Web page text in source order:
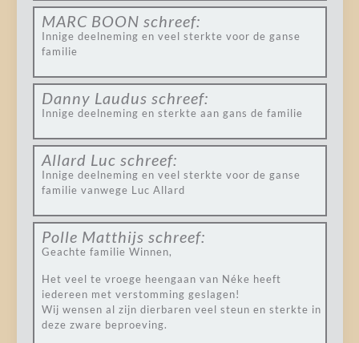
MARC BOON schreef:
Innige deelneming en veel sterkte voor de ganse
familie
Danny Laudus schreef:
Innige deelneming en sterkte aan gans de familie
Allard Luc schreef:
Innige deelneming en veel sterkte voor de ganse
familie vanwege Luc Allard
Polle Matthijs schreef:
Geachte familie Winnen,
Het veel te vroege heengaan van Néke heeft
iedereen met verstomming geslagen!
Wij wensen al zijn dierbaren veel steun en sterkte in
deze zware beproeving.